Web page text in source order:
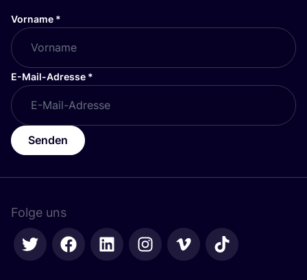
Vorname *
E-Mail-Adresse *
Senden
Folge uns